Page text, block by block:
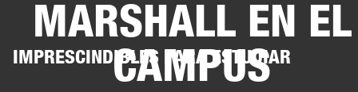
SOLUCIONES EMPRESARIALES
BATERÍAS BACKSTAGE MARSHALL RECORDS
MARSHALL EN EL
CAMPUS
IMPRESCINDIBLES PARA ESTUDIAR